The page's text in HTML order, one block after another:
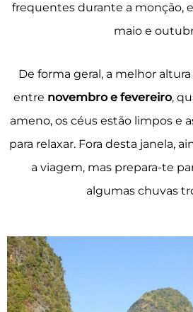
frequentes durante a monção,
maio e
De forma geral, a melhor
entre novembro e fevereiro,
ameno, os céus estão limpos e
para relaxar. Fora desta janela,
a viagem, mas prepara-te
algumas chuvas